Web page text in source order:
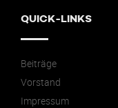
QUICK-LINKS
Beiträge
Vorstand
Impressum